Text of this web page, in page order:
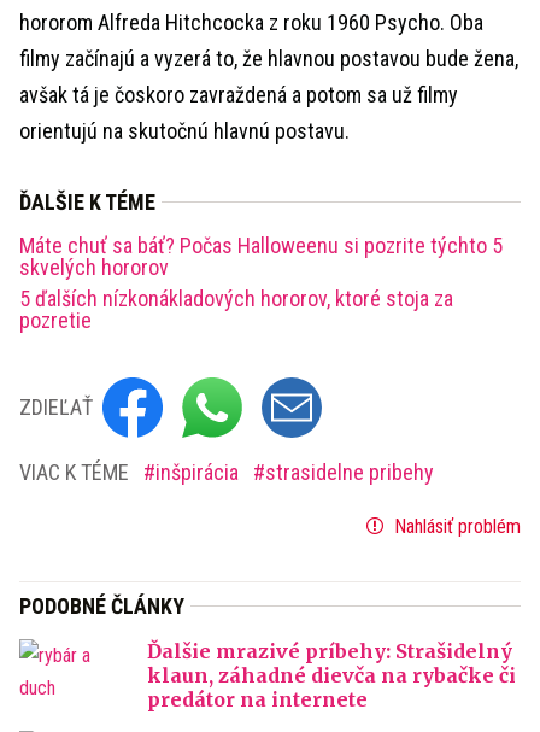
hororom Alfreda Hitchcocka z roku 1960 Psycho. Oba
filmy začínajú a vyzerá to, že hlavnou postavou bude žena,
avšak tá je čoskoro zavraždená a potom sa už filmy
orientujú na skutočnú hlavnú postavu.
ĎALŠIE K TÉME
Máte chuť sa báť? Počas Halloweenu si pozrite týchto 5
skvelých hororov
5 ďalších nízkonákladových hororov, ktoré stoja za
pozretie
ZDIEĽAŤ
VIAC K TÉME inšpirácia strasidelne pribehy
Nahlásiť problém
PODOBNÉ ČLÁNKY
Ďalšie mrazivé príbehy: Strašidelný
klaun, záhadné dievča na rybačke či
predátor na internete